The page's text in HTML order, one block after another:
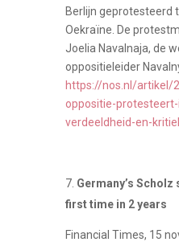
Berlijn geprotesteerd
Oekraïne. De
Joelia Navalnaja, de
oppositieleider
https://nos.nl/artikel/
oppositie-
verdeeldheid-en-
Germany’s
first time in 2 years
Financial Times, 15